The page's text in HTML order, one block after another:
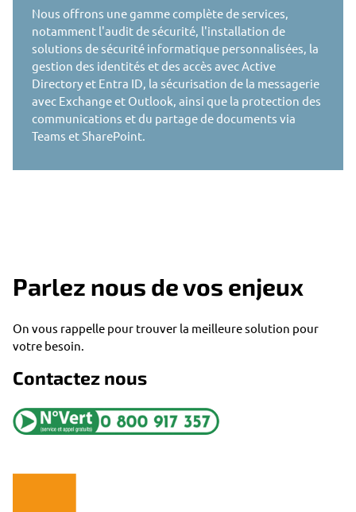
Nous offrons une gamme complète de services,
notamment l'audit de sécurité, l'installation de
solutions de sécurité informatique personnalisées, la
gestion des identités et des accès avec Active
Directory et Entra ID, la sécurisation de la messagerie
avec Exchange et Outlook, ainsi que la protection des
communications et du partage de documents via
Teams et SharePoint.
Parlez nous de vos enjeux
On vous rappelle pour trouver la meilleure solution pour
votre besoin.
Contactez nous